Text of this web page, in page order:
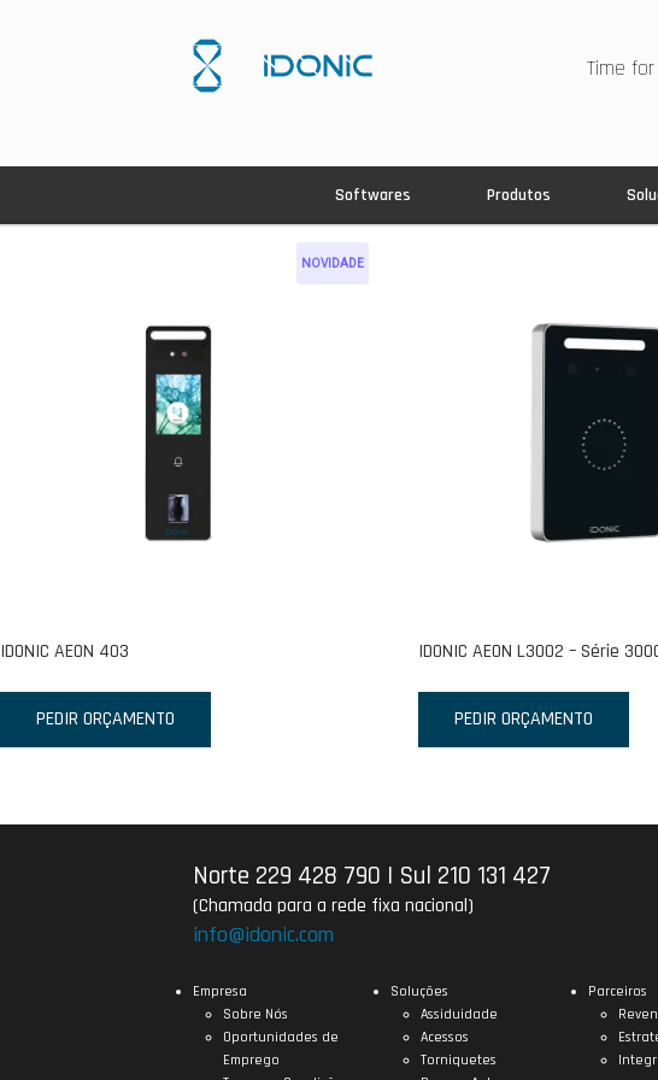
Time
Softwares Produtos
NOVIDADE
IDONIC AEON 403
PEDIR ORÇAMENTO
IDONIC AEON L3002 – Série
PEDIR ORÇAMENTO
Norte 229 428 790 | Sul 210 131 427
(Chamada para a rede fixa nacional)
info@idonic.com
Empresa
Sobre Nós
Oportunidades de
Emprego
Soluções
Assiduidade
Acessos
Torniquetes
Parceiros